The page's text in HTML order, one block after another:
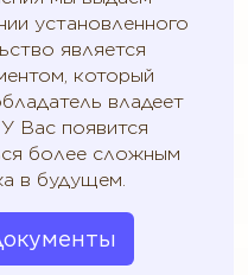
установленного
является
который
владеет
Вас появится
более сложным
в будущем.